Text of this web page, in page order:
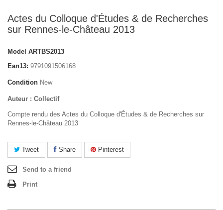
Actes du Colloque d'Études & de Recherches
sur Rennes-le-Château 2013
Model ARTBS2013
Ean13: 9791091506168
Condition New
Auteur : Collectif
Compte rendu des Actes du Colloque d'Études & de Recherches sur
Rennes-le-Château 2013
Tweet Share Pinterest
Send to a friend
Print